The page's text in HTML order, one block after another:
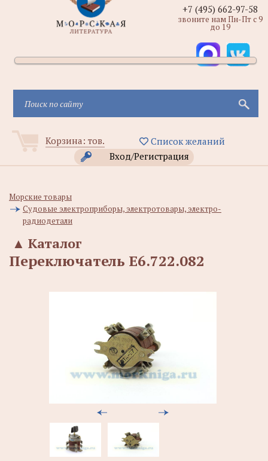
Корзина: тов.
Список желаний
Вход/Регистрация
+7 (495) 662-97-58
звоните нам Пн-Пт с 9
до 19
Морские товары
Судовые электроприборы, электротовары, электро-
радиодетали
Каталог
▲
Переключатель Е6.722.082